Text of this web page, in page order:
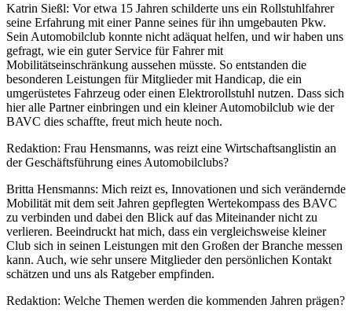
Katrin Sießl: Vor etwa 15 Jahren schilderte uns ein Rollstuhlfahrer
seine Erfahrung mit einer Panne seines für ihn umgebauten Pkw.
Sein Automobilclub konnte nicht adäquat helfen, und wir haben uns
gefragt, wie ein guter Service für Fahrer mit
Mobilitätseinschränkung aussehen müsste. So entstanden die
besonderen Leistungen für Mitglieder mit Handicap, die ein
umgerüstetes Fahrzeug oder einen Elektrorollstuhl nutzen. Dass sich
hier alle Partner einbringen und ein kleiner Automobilclub wie der
BAVC dies schaffte, freut mich heute noch.
Redaktion: Frau Hensmanns, was reizt eine Wirtschaftsanglistin an
der Geschäftsführung eines Automobilclubs?
Britta Hensmanns: Mich reizt es, Innovationen und sich verändernde
Mobilität mit dem seit Jahren gepflegten Wertekompass des BAVC
zu verbinden und dabei den Blick auf das Miteinander nicht zu
verlieren. Beeindruckt hat mich, dass ein vergleichsweise kleiner
Club sich in seinen Leistungen mit den Großen der Branche messen
kann. Auch, wie sehr unsere Mitglieder den persönlichen Kontakt
schätzen und uns als Ratgeber empfinden.
Redaktion: Welche Themen werden die kommenden Jahren prägen?